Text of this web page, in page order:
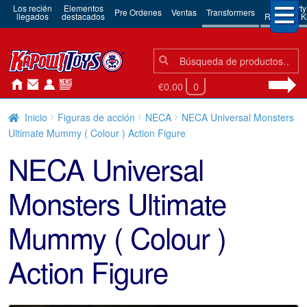
Los recién
llegados
Elementos
destacados Pre Ordenes Ventas Transformers 3rd Party
Robots &
Búsqueda:
Búsqueda
€0.00 0
Inicio Figuras de acción NECA
NECA Universal Monsters
Ultimate Mummy ( Colour ) Action Figure
NECA Universal
Monsters Ultimate
Mummy ( Colour )
Action Figure